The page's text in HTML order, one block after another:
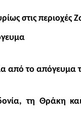
στις
από το απόγευμα
τη Θράκη